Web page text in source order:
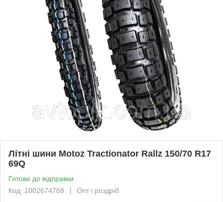
Літні шини Motoz Tractionator Rallz 150/70 R17
69Q
Готово до відправки
Код: 1002674768
Опт і роздріб